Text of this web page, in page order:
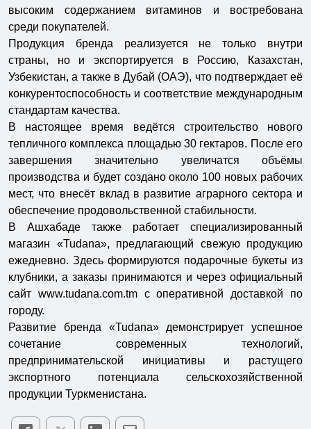
высоким содержанием витаминов и востребована
среди покупателей.
Продукция бренда реализуется не только внутри
страны, но и экспортируется в Россию, Казахстан,
Узбекистан, а также в Дубай (ОАЭ), что подтверждает её
конкурентоспособность и соответствие международным
стандартам качества.
В настоящее время ведётся строительство нового
тепличного комплекса площадью 30 гектаров. После его
завершения значительно увеличатся объёмы
производства и будет создано около 100 новых рабочих
мест, что внесёт вклад в развитие аграрного сектора и
обеспечение продовольственной стабильности.
В Ашхабаде также работает специализированный
магазин «Tudana», предлагающий свежую продукцию
ежедневно. Здесь формируются подарочные букеты из
клубники, а заказы принимаются и через официальный
сайт www.tudana.com.tm с оперативной доставкой по
городу.
Развитие бренда «Tudana» демонстрирует успешное
сочетание современных технологий,
предпринимательской инициативы и растущего
экспортного потенциала сельскохозяйственной
продукции Туркменистана.